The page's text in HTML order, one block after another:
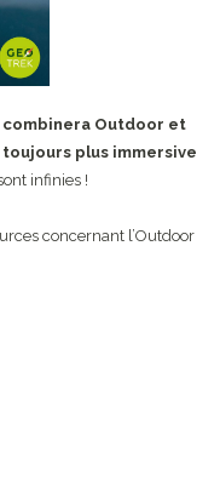
Outdoor et
plus immersive
infinies !
concernant l’Outdoor